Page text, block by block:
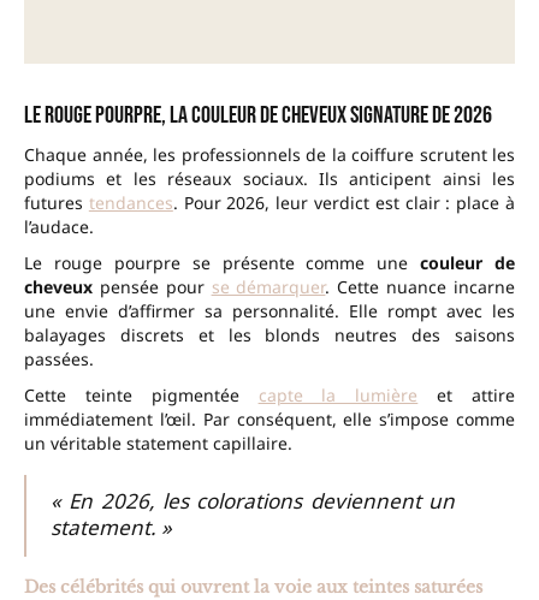
Le rouge pourpre, la couleur de cheveux signature de 2026
Chaque année, les professionnels de la coiffure scrutent les
podiums et les réseaux sociaux. Ils anticipent ainsi les
futures tendances. Pour 2026, leur verdict est clair : place à
l’audace.
Le rouge pourpre se présente comme unecouleur de
cheveux pensée pour se démarquer. Cette nuance incarne
une envie d’affirmer sa personnalité. Elle rompt avec les
balayages discrets et les blonds neutres des saisons
passées.
Cette teinte pigmentée capte la lumière et attire
immédiatement l’œil. Par conséquent, elle s’impose comme
un véritable statement capillaire.
« En 2026, les colorations deviennent un
statement. »
Des célébrités qui ouvrent la voie aux teintes saturées